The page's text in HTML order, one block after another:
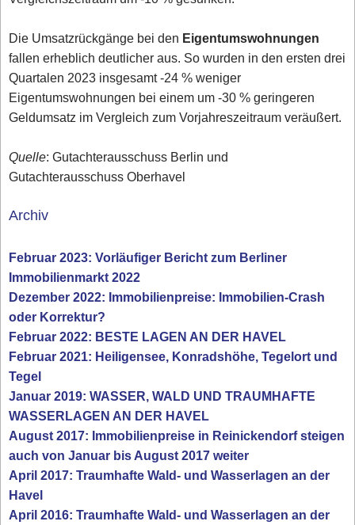
Die Umsatzrückgänge bei den Eigentumswohnungen
fallen erheblich deutlicher aus. So wurden in den ersten drei
Quartalen 2023 insgesamt -24 % weniger
Eigentumswohnungen bei einem um -30 % geringeren
Geldumsatz im Vergleich zum Vorjahreszeitraum veräußert.
Quelle: Gutachterausschuss Berlin und
Gutachterausschuss Oberhavel
Archiv
Februar 2023: Vorläufiger Bericht zum Berliner
Immobilienmarkt 2022
Dezember 2022: Immobilienpreise: Immobilien-Crash
oder Korrektur?
Februar 2022: BESTE LAGEN AN DER HAVEL
Februar 2021: Heiligensee, Konradshöhe, Tegelort und
Tegel
Januar 2019: WASSER, WALD UND TRAUMHAFTE
WASSERLAGEN AN DER HAVEL
August 2017: Immobilienpreise in Reinickendorf steigen
auch von Januar bis August 2017 weiter
April 2017: Traumhafte Wald- und Wasserlagen an der
Havel
April 2016: Traumhafte Wald- und Wasserlagen an der